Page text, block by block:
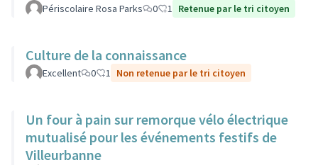
Périscolaire Rosa Parks 0 1 Retenue par le tri citoyen
Culture de la connaissance
Excellent 0 1 Non retenue par le tri citoyen
Un four à pain sur remorque vélo électrique
mutualisé pour les événements festifs de
Villeurbanne